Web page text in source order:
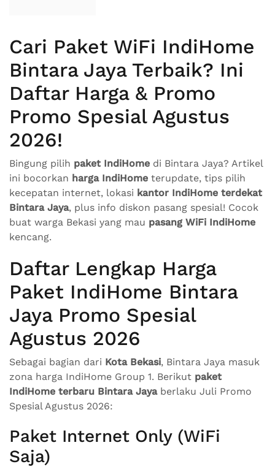
Cari Paket WiFi IndiHome
Bintara Jaya Terbaik? Ini
Daftar Harga & Promo
Promo Spesial Agustus
2026!
Bingung pilih paket IndiHome di Bintara Jaya? Artikel
ini bocorkan harga IndiHome terupdate, tips pilih
kecepatan internet, lokasi kantor IndiHome terdekat
Bintara Jaya, plus info diskon pasang spesial! Cocok
buat warga Bekasi yang mau pasang WiFi IndiHome
kencang.
Daftar Lengkap Harga
Paket IndiHome Bintara
Jaya Promo Spesial
Agustus 2026
Sebagai bagian dari Kota Bekasi, Bintara Jaya masuk
zona harga IndiHome Group 1. Berikut paket
IndiHome terbaru Bintara Jayaberlaku Juli Promo
Spesial Agustus 2026:
Paket Internet Only (WiFi
Saja)